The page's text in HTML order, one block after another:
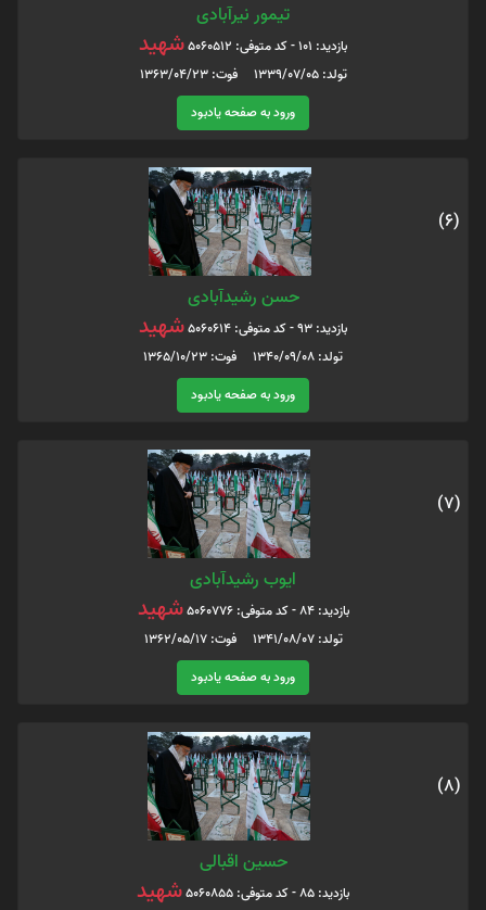
تیمور نیرآبادی
بازدید: 101 - کد متوفی: 5060512 شهید
تولد: 1339/07/05 فوت: 1363/04/23
ورود به صفحه یادبود
(6)
حسن رشیدآبادی
بازدید: 93 - کد متوفی: 5060614 شهید
تولد: 1340/09/08 فوت: 1365/10/23
ورود به صفحه یادبود
(7)
ایوب رشیدآبادی
بازدید: 84 - کد متوفی: 5060776 شهید
تولد: 1341/08/07 فوت: 1362/05/17
ورود به صفحه یادبود
(8)
حسین اقبالی
بازدید: 85 - کد متوفی: 5060855 شهید